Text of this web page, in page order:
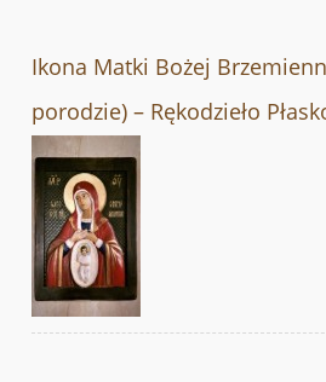
Ikona Matki Bożej
porodzie) – Rękodzieło